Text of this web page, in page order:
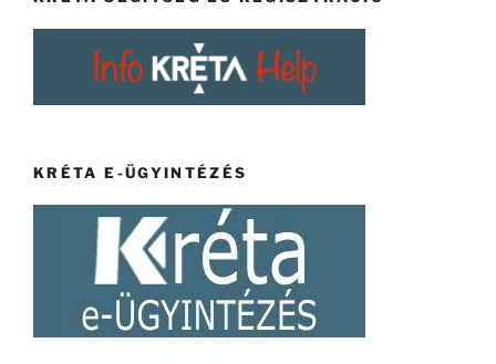
KRÉTA E-ÜGYINTÉZÉS